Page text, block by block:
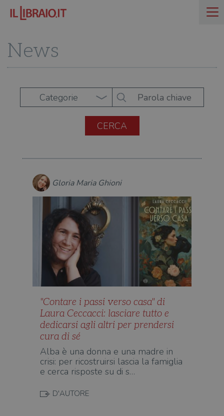
News
Categorie
Gloria Maria Ghioni
"Contare i passi verso casa" di
Laura Ceccacci: lasciare tutto e
dedicarsi agli altri per prendersi
cura di sé
Alba è una donna e una madre in
crisi: per ricostruirsi lascia la famiglia
e cerca risposte su di s…
D'AUTORE